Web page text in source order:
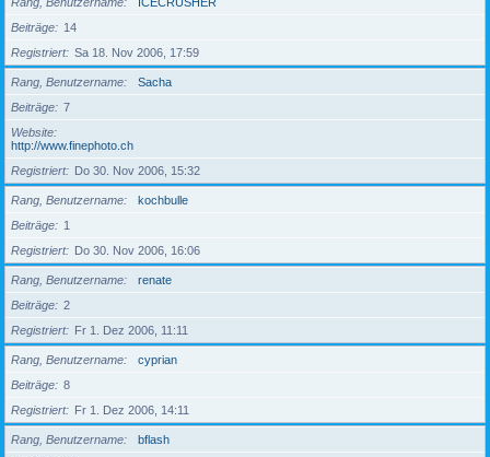
Beiträge
14
Registriert
Sa 18. Nov 2006, 17:59
Rang, Benutzername
Sacha
Beiträge
7
Website
http://www.finephoto.ch
Registriert
Do 30. Nov 2006, 15:32
Rang, Benutzername
kochbulle
Beiträge
1
Registriert
Do 30. Nov 2006, 16:06
Rang, Benutzername
renate
Beiträge
2
Registriert
Fr 1. Dez 2006, 11:11
Rang, Benutzername
cyprian
Beiträge
8
Registriert
Fr 1. Dez 2006, 14:11
Rang, Benutzername
bflash